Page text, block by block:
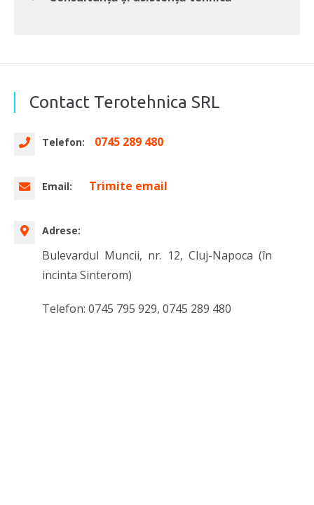
Contact Terotehnica SRL
Telefon: 0745 289 480
Email: Trimite email
Adrese:
Bulevardul Muncii, nr. 12, Cluj-Napoca (în
incinta Sinterom)
Telefon: 0745 795 929, 0745 289 480